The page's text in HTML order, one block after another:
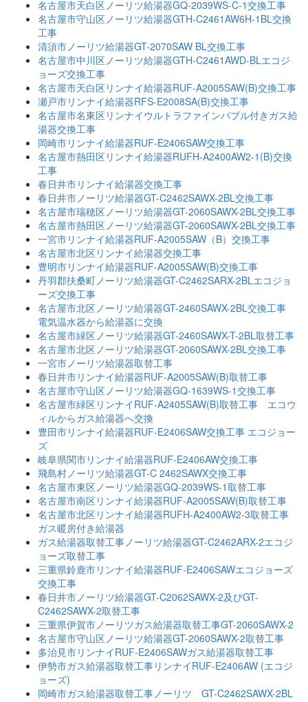
名古屋市天白区ノーリツ給湯器GQ-2039WS-C-1交換工事
名古屋市守山区ノーリツ給湯器GTH-C2461AW6H-1BL交換
工事
清須市ノーリツ給湯器GT-2070SAW BL交換工事
名古屋市中川区ノーリツ給湯器GTH-C2461AWD-BLエコジ
ョーズ交換工事
名古屋市天白区リンナイ給湯器RUF-A2005SAW(B)交換工事
瀬戸市リンナイ給湯器RFS-E2008SA(B)交換工事
名古屋市名東区リンナイウルトラファインバブル付きガス給
湯器交換工事
岡崎市リンナイ給湯器RUF-E2406SAW交換工事
名古屋市熱田区リンナイ給湯器RUFH-A2400AW2-1(B)交換
工事
春日井市リンナイ給湯器交換工事
春日井市ノーリツ給湯器GT-C2462SAWX-2BL交換工事
名古屋市瑞穂区ノーリツ給湯器GT-2060SAWX-2BL交換工事
名古屋市熱田区ノーリツ給湯器GT-2060SAWX-2BL交換工事
一宮市リンナイ給湯器RUF-A2005SAW（B）交換工事
名古屋市北区リンナイ給湯器交換工事
豊明市リンナイ給湯器RUF-A2005SAW(B)交換工事
丹羽郡扶桑町ノーリツ給湯器GT-C2462SARX-2BLエコジョ
ーズ交換工事
名古屋市北区ノーリツ給湯器GT-2460SAWX-2BL交換工事
電気温水器から給湯器に交換
名古屋市緑区ノーリツ給湯器GT-2460SAWX-T-2BL取替工事
名古屋市北区ノーリツ給湯器GT-2060SAWX-2BL交換工事
一宮市ノーリツ給湯器取替工事
春日井市リンナイ給湯器RUF-A2005SAW(B)取替工事
名古屋市守山区ノーリツ給湯器GQ-1639WS-1交換工事
名古屋市緑区リンナイRUF-A2405SAW(B)取替工事 エコウ
ィルからガス給湯器へ交換
豊田市リンナイ給湯器RUF-E2406SAW交換工事 エコジョー
ズ
岐阜県関市リンナイ給湯器RUF-E2406AW交換工事
飛島村ノーリツ給湯器GT-C 2462SAWX交換工事
名古屋市東区ノーリツ給湯器GQ-2039WS-1取替工事
名古屋市南区リンナイ給湯器RUF-A2005SAW(B)取替工事
名古屋市北区リンナイ給湯器RUFH-A2400AW2-3取替工事
ガス暖房付き給湯器
ガス給湯器取替工事ノーリツ給湯器GT-C2462ARX-2エコジ
ョーズ取替工事
三重県鈴鹿市リンナイ給湯器RUF-E2406SAWエコジョーズ
交換工事
春日井市ノーリツ給湯器GT-C2062SAWX-2及びGT-
C2462SAWX-2取替工事
三重県伊賀市ノーリツガス給湯器取替工事GT-2060SAWX-2
名古屋市守山区ノーリツ給湯器GT-2060SAWX-2取替工事
多治見市リンナイRUF-E2406SAWガス給湯器取替工事
伊勢市ガス給湯器取替工事リンナイRUF-E2406AW (エコジ
ョーズ)
岡崎市ガス給湯器取替工事ノーリツ GT-C2462SAWX-2BL